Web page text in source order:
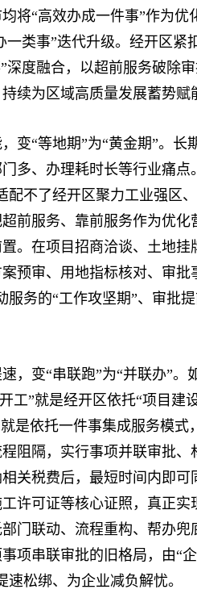
将“高效办成一件事”作为
一类事”迭代升级。经开区紧
深度融合，以超前服务破除
续为区域高质量发展蓄势赋
变“等地期”为“黄金期”。长
多、办理耗时长等行业痛
配不了经开区聚力工业强区
前服务、靠前服务作为优
。在项目招商洽谈、土地
预审、用地指标核对、审
服务的“工作攻坚期”、审批
变“串联跑”为“并联办”。
工”就是经开区依托“项目建
是依托一件事集成服务模
阻隔，实行事项并联审批
关税费后，最短时间内即
许可证等核心证照，真正实
门联动、流程重构、帮办
项串联审批的旧格局，由“
松绑、为企业减负解忧。